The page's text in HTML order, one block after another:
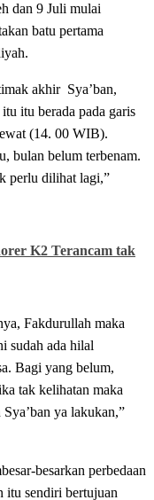
dan 9 Juli mulai
batu pertama
akhir Sya’ban,
itu berada pada garis
(14. 00 WIB).
bulan belum terbenam.
perlu dilihat lagi,”
K2 Terancam tak
Fakdurullah maka
sudah ada hilal
Bagi yang belum,
tak kelihatan maka
ya lakukan,”
besarkan perbedaan
itu sendiri bertujuan